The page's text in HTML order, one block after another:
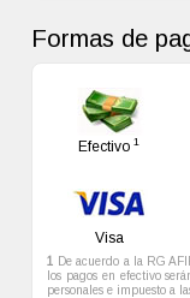
Formas de
Efectivo1
Visa
1
De acuerdo a la RG
los pagos en efectivo
personales e impuesto a